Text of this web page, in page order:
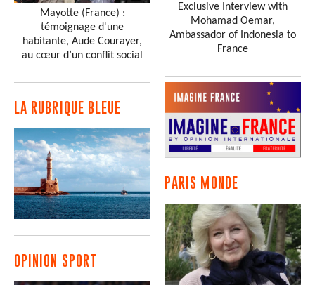
Mayotte (France) :
témoignage d'une
habitante, Aude Courayer,
au cœur d’un conflit social
LA RUBRIQUE BLEUE
OPINION SPORT
Exclusive Interview with
Mohamad Oemar,
Ambassador of Indonesia to
France
PARIS MONDE